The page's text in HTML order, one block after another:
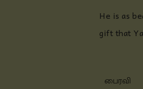
He is as
gift that
பைரவி